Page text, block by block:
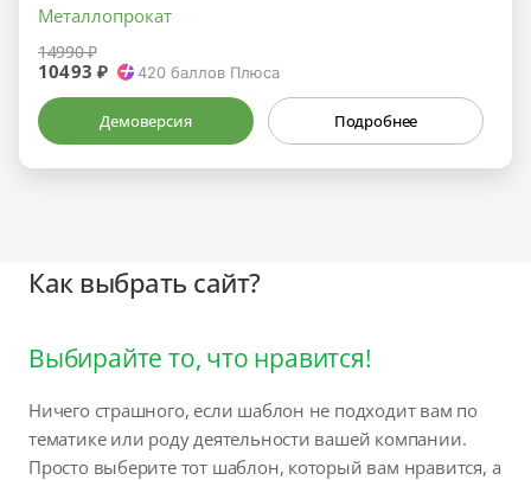
Металлопрокат
14990 ₽
10493 ₽ 420 баллов Плюса
Демоверсия Подробнее
Как выбрать сайт?
Выбирайте то, что нравится!
Ничего страшного, если шаблон не подходит вам по
тематике или роду деятельности вашей компании.
Просто выберите тот шаблон, который вам нравится, а